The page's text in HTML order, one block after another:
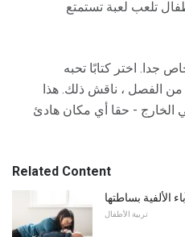
تلعب لعبة تستمتع
جدا. اختر كتابًا تحبه
من الفصل ، ناقش ذلك. هذا
الخارج - حقا أي مكان هادئ
Related Content
الألفية بساطتها
تربية الأطفال